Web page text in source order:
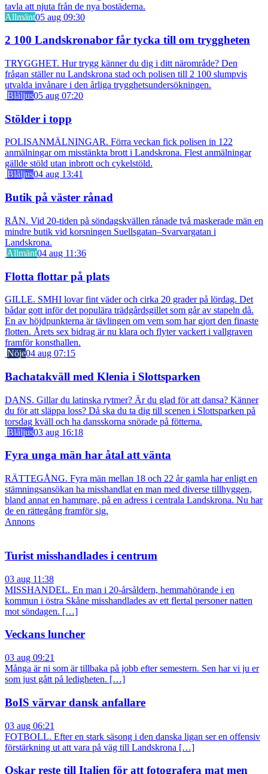
Allmänt05 aug 09:30
2 100 Landskronabor får tycka till om tryggheten
TRYGGHET. Hur trygg känner du dig i ditt närområde? Den
frågan ställer nu Landskrona stad och polisen till 2 100 slumpvis
utvalda invånare i den årliga trygghetsundersökningen.
Blåljus05 aug 07:20
Stölder i topp
POLISANMÄLNINGAR. Förra veckan fick polisen in 122
anmälningar om misstänkta brott i Landskrona. Flest anmälningar
gällde stöld utan inbrott och cykelstöld.
Blåljus04 aug 13:41
Butik på väster rånad
RÅN. Vid 20-tiden på söndagskvällen rånade två maskerade män en
mindre butik vid korsningen Suellsgatan–Svarvargatan i
Landskrona.
Allmänt04 aug 11:36
Flotta flottar på plats
GILLE. SMHI lovar fint väder och cirka 20 grader på lördag. Det
bådar gott inför det populära trädgårdsgillet som går av stapeln då.
En av höjdpunkterna är tävlingen om vem som har gjort den finaste
flotten. Årets sex bidrag är nu klara och flyter vackert i vallgraven
framför konsthallen.
Nöje04 aug 07:15
Bachatakväll med Klenia i Slottsparken
DANS. Gillar du latinska rytmer? Är du glad för att dansa? Känner
du för att släppa loss? Då ska du ta dig till scenen i Slottsparken på
torsdag kväll och ha dansskorna snörade på fötterna.
Blåljus03 aug 16:18
Fyra unga män har åtal att vänta
RÄTTEGÅNG. Fyra män mellan 18 och 22 år gamla har enligt en
stämningsansökan ha misshandlat en man med diverse tillhyggen,
bland annat en hammare, på en adress i centrala Landskrona. Nu har
de en rättegång framför sig.
Annons
Turist misshandlades i centrum
03 aug 11:38
MISSHANDEL. En man i 20-årsåldern, hemmahörande i en
kommun i östra Skåne misshandlades av ett flertal personer natten
mot söndagen. […]
Veckans luncher
03 aug 09:21
Många är ni som är tillbaka på jobb efter semestern. Sen har vi ju er
som just gått på ledigheten. […]
BoIS värvar dansk anfallare
03 aug 06:21
FOTBOLL. Efter en stark säsong i den danska ligan ser en offensiv
förstärkning ut att vara på väg till Landskrona […]
Oskar reste till Italien för att fotografera mat men